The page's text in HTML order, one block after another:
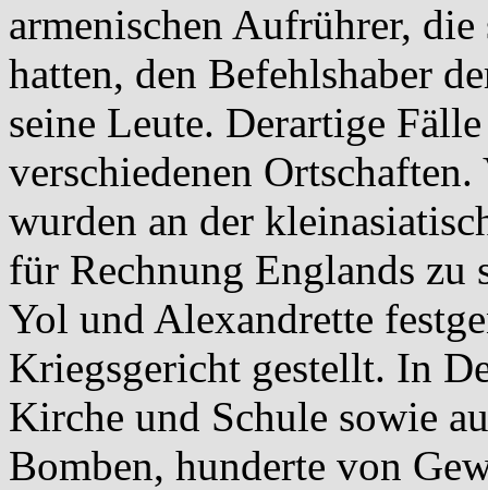
armenischen Aufrührer,
hatten, den Befehlshaber
seine Leute. Derartige
verschiedenen
wurden an der
für Rechnung Englands zu
Yol und Alexandrette
Kriegsgericht gestellt. In
Kirche und Schule sowie
Bomben, hunderte von